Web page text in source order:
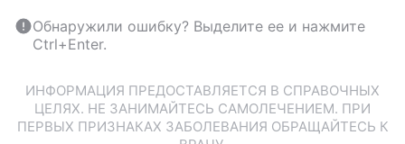
Обнаружили ошибку? Выделите ее и нажмите
Ctrl+Enter.
ИНФОРМАЦИЯ ПРЕДОСТАВЛЯЕТСЯ В СПРАВОЧНЫХ
ЦЕЛЯХ. НЕ ЗАНИМАЙТЕСЬ САМОЛЕЧЕНИЕМ. ПРИ
ПЕРВЫХ ПРИЗНАКАХ ЗАБОЛЕВАНИЯ ОБРАЩАЙТЕСЬ К